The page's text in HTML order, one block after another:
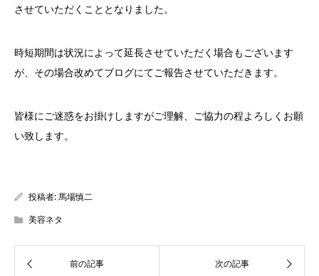
させていただくこととなりました。
時短期間は状況によって延長させていただく場合もございます
が、その場合改めてブログにてご報告させていただきます。
皆様にご迷惑をお掛けしますがご理解、ご協力の程よろしくお願
い致します。
投稿者:馬場慎二
美容ネタ